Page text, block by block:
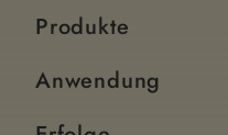
Produkte
Anwendung